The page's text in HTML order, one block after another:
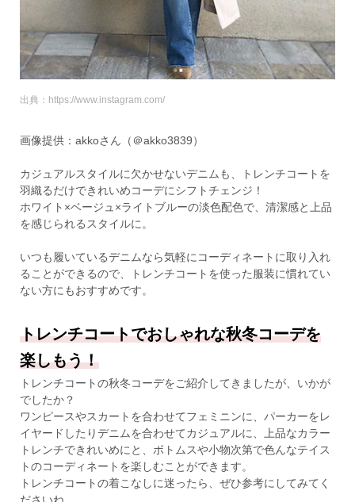
出典：https://www.instagram.com/
画像提供：akkoさん（＠akko3839）
カジュアルスタイルに欠かせないデニムも、トレンチコートを
羽織るだけできれいめコーデにシフトチェンジ！
ホワイト×ベージュ×ライトブルーの淡色配色で、清潔感と上品
を感じられるスタイルに。
いつも履いているデニムなら気軽にコーディネートに取り入れ
ることができるので、トレンチコートを使った服装に慣れてい
ない方にもおすすめです。
トレンチコートでおしゃれな秋冬コーデを
楽しもう！
トレンチコートの秋冬コーデをご紹介してきましたが、いかが
でしたか？
ワンピースやスカートを合わせてフェミニンに、パーカーをレ
イヤードしたりデニムを合わせてカジュアルに、上品なカラー
トレンチできれいめにと、ボトムスや小物次第で色んなテイス
トのコーディネートを楽しむことができます。
トレンチコートの着こなしに迷ったら、ぜひ参考にしてみてく